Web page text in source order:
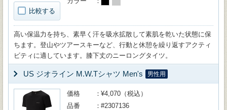
比較する
高い保温力を持ち、素早く汗を吸水拡散して素肌を乾いた状態に保
ちます。登山やツアースキーなど、行動と休憩を繰り返すアクティ
ビティに適しています。膝下丈のニーロングタイツ。
US ジオライン M.W.Tシャツ Men's 男性用
価格
¥4,070（税込）
品番
#2307136